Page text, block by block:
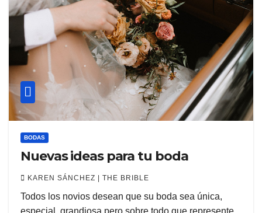
BODAS
Nuevas ideas para tu boda
KAREN SÁNCHEZ | THE BRIBLE
Todos los novios desean que su boda sea única,